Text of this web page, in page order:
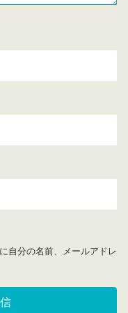
自分の名前、メールアドレ